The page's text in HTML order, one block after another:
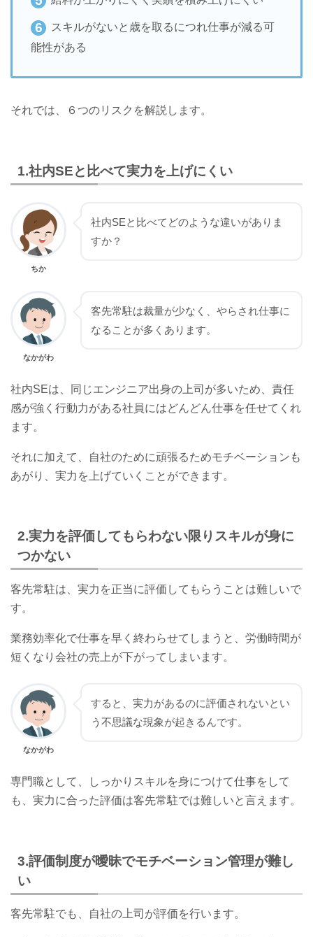
スキルがないと歳を取るにつれ仕事が減る可
能性がある
それでは、６つのリスクを解説します。
1.社内SEと比べて実力を上げにくい
ちか
社内SEと比べてどのような違いがありま
すか？
なかがわ
客先常駐は裁量が少なく、やらされ仕事に
なることが多くあります。
社内SEは、同じエンジニア出身の上司が多いため、責任
感が強く行動力がある社員にはどんどん仕事を任せてくれ
ます。
それに加えて、自社のために頑張るためモチベーションも
あがり、実力を上げていくことができます。
2.実力を評価してもらわない限りスキルが身に
つかない
客先常駐は、実力を正当に評価してもらうことは難しいで
す。
業務効率化で仕事を早く終わらせてしまうと、労働時間が
短くなり会社の売上が下がってしまいます。
なかがわ
すると、実力があるのに評価されないとい
う不思議な現象が起きるんです。
専門職として、しっかりスキルを身につけて仕事をして
も、実力に合った評価は客先常駐では難しいと言えます。
3.評価制度が曖昧でモチベーション管理が難し
い
客先常駐でも、自社の上司が評価を行います。